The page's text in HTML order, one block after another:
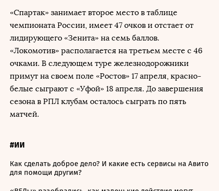
«Спартак» занимает второе место в таблице
чемпионата России, имеет 47 очков и отстает от
лидирующего «Зенита» на семь баллов.
«Локомотив» располагается на третьем месте с 46
очками. В следующем туре железнодорожники
примут на своем поле «Ростов» 17 апреля, красно-
белые сыграют с «Уфой» 18 апреля. До завершения
сезона в РПЛ клубам осталось сыграть по пять
матчей.
#ИИ
Как сделать доброе дело? И какие есть сервисы на Авито
для помощи другим?